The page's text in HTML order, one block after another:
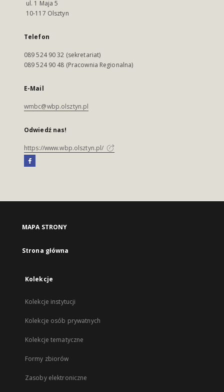
ul. 1 Maja 5
10-117 Olsztyn
Telefon
089 524 90 32 (sekretariat)
089 524 90 48 (Pracownia Regionalna)
E-Mail
wmbc@wbp.olsztyn.pl
Odwiedź nas!
https://www.wbp.olsztyn.pl/
MAPA STRONY
Strona główna
Kolekcje
Kolekcje instytucji
Kolekcje osób prywatnych
Kolekcje tematyczne
Formy zbiorów
Zasoby elektroniczne